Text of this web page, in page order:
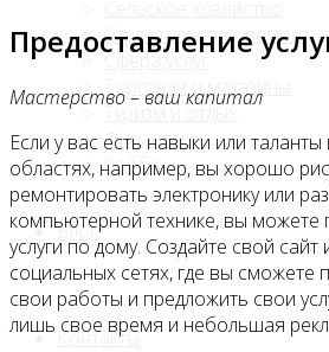
Строительство, ремонт
Сфера услуг
Туризм и отдых
Финансы
Хобби
Блог
Контакты
Предоставление
Мастерство – ваш капитал
Если у вас есть навыки или
областях, например, вы хорошо
ремонтировать электронику или
компьютерной технике, вы можете
услуги по дому. Создайте свой сайт
социальных сетях, где вы сможете
свои работы и предложить свои
лишь свое время и небольшая